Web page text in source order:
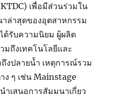
เพื่อมีส่วนร่วมใน
ล่าสุดของอุตสาหกรรม
รับความนิยม ผู้ผลิต
ถึงเทคโนโลยีและ
งปลายน้ำ เหตุการณ์รวม
ง ๆ เช่น Mainstage
เสนอการสัมมนาเกี่ยว